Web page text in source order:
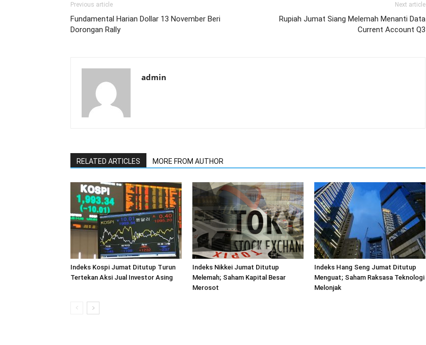
Previous article
Fundamental Harian Dollar 13 November Beri
Dorongan Rally
Next article
Rupiah Jumat Siang Melemah Menanti Data
Current Account Q3
admin
RELATED ARTICLES MORE FROM AUTHOR
Indeks Kospi Jumat Ditutup Turun
Tertekan Aksi Jual Investor Asing
Indeks Nikkei Jumat Ditutup
Melemah; Saham Kapital Besar
Merosot
Indeks Hang Seng Jumat Ditutup
Menguat; Saham Raksasa Teknologi
Melonjak